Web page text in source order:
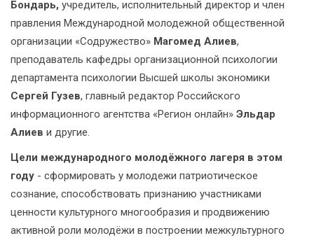
Бондарь, учредитель, исполнительный директор и член
правления Международной молодежной общественной
организации «Содружество» Магомед Алиев,
преподаватель кафедры организационной психологии
департамента психологии Высшей школы экономики
Сергей Гузев, главный редактор Российского
информационного агентства «Регион онлайн» Эльдар
Алиев и другие.
Цели международного молодёжного лагеря в этом
году - сформировать у молодежи патриотическое
сознание, способствовать признанию участниками
ценности культурного многообразия и продвижению
активной роли молодёжи в построении межкультурного